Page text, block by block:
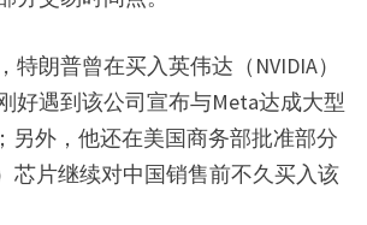
特朗普曾在买入英伟达（NVIDIA）
好遇到该公司宣布与Meta达成大型
另外，他还在美国商务部批准部分
芯片继续对中国销售前不久买入该